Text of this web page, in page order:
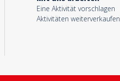
Eine Aktivität vorschlagen
Aktivitäten weiterverkaufen